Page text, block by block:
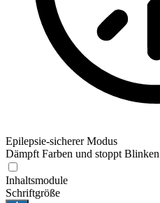
Epilepsie-sicherer Modus
Dämpft Farben und stoppt Blinken
Inhaltsmodule
Schriftgröße